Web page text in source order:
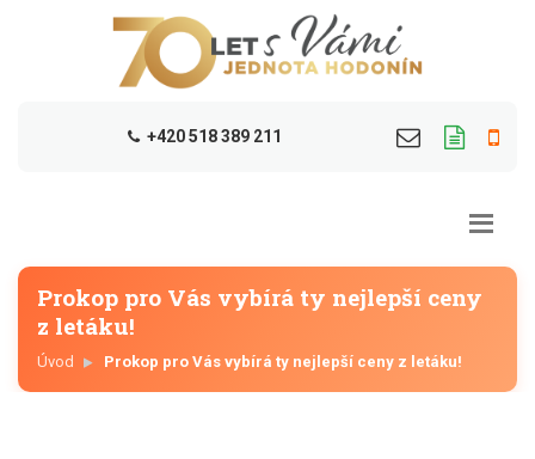
+420 518 389 211
Prokop pro Vás vybírá ty nejlepší ceny
z letáku!
Úvod Prokop pro Vás vybírá ty nejlepší ceny z letáku!